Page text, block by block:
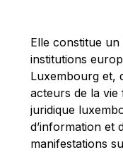
Mireille
Nobuo
Otmar
Paolo
Paschal
Elle constitue un
institutions
Luxembourg et,
acteurs de la vie
juridique
d’information et
manifestations